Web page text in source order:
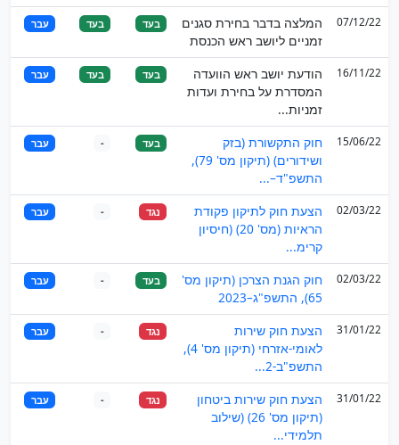
07/12/22
המלצה בדבר בחירת סגנים
זמניים ליושב ראש הכנסת
בעד בעד עבר
16/11/22
הודעת יושב ראש הוועדה
המסדרת על בחירת ועדות
זמניות...
בעד בעד עבר
15/06/22
חוק התקשורת (בזק
ושידורים) (תיקון מס' 79),
התשפ"ד–...
בעד - עבר
02/03/22
הצעת חוק לתיקון פקודת
הראיות (מס' 20) (חיסיון
קרימ...
נגד - עבר
02/03/22
חוק הגנת הצרכן (תיקון מס'
65), התשפ"ג–2023
בעד - עבר
31/01/22
הצעת חוק שירות
לאומי-אזרחי (תיקון מס' 4),
התשפ"ב-2...
נגד - עבר
31/01/22
הצעת חוק שירות ביטחון
(תיקון מס' 26) (שילוב
תלמידי...
נגד - עבר